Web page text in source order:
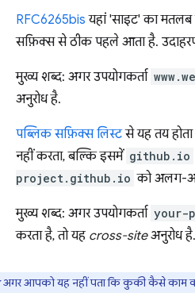
RFC6265bis यहां 'साइट' का मतलब
सफ़िक्स से ठीक पहले आता है.
मुख्य शब्द: अगर उपयोगकर्ता
अनुरोध है.
पब्लिक सफ़िक्स लिस्टसे यह तय होता
नहीं करता, बल्कि इसमें github.io
project.github.io को अलग-
मुख्य शब्द: अगर उपयोगकर्ता your-
करता है, तो यह cross-siteअनुरोध है.
अगर आपको यह नहीं पता कि कुकी कैसे काम